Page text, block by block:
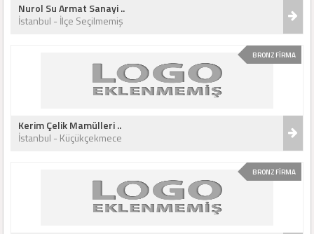
Nurol Su Armat Sanayi ..
İstanbul - İlçe Seçilmemiş
BRONZ FİRMA
Kerim Çelik Mamülleri ..
İstanbul - Küçükçekmece
BRONZ FİRMA